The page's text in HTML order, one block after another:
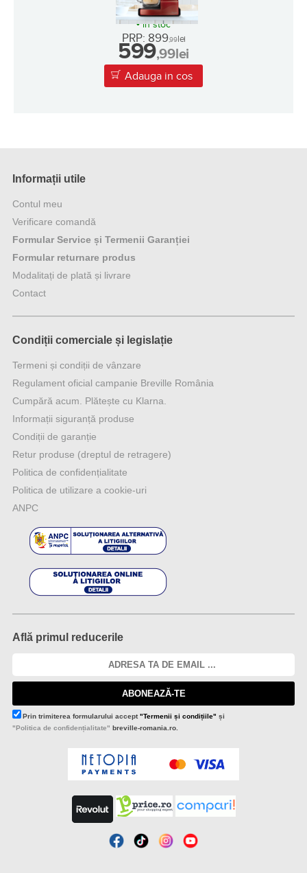
•in stoc
PRP: 899,99lei
599,99lei
Adauga in cos
Informații utile
Contul meu
Verificare comandă
Formular Service și Termenii Garanției
Formular returnare produs
Modalitați de plată și livrare
Contact
Condiții comerciale și legislație
Termeni și condiții de vânzare
Regulament oficial campanie Breville România
Cumpără acum. Plătește cu Klarna.
Informații siguranță produse
Condiții de garanție
Retur produse (dreptul de retragere)
Politica de confidențialitate
Politica de utilizare a cookie-uri
ANPC
Află primul reducerile
ABONEAZĂ-TE
Prin trimiterea formularului accept"Termenii și condițiile" și
"Politica de confidențialitate" breville-romania.ro.